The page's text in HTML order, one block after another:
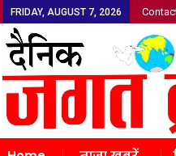
FRIDAY, AUGUST 7, 2026